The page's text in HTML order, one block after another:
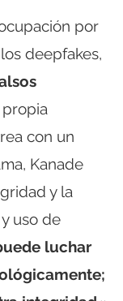
por
deepfakes,
con un
Kanade
y la
uso de
luchar